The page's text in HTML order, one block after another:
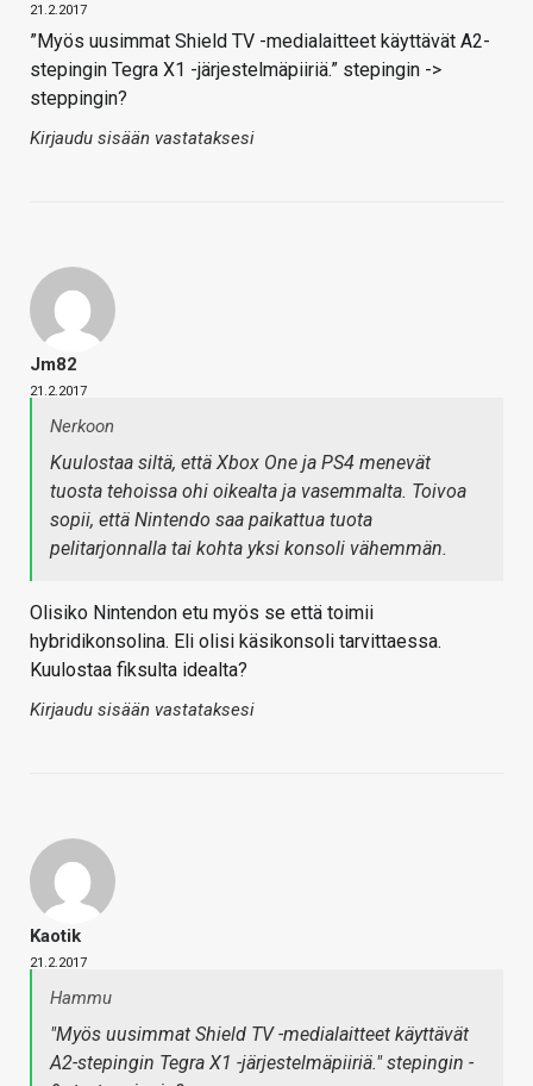
21.2.2017
”Myös uusimmat Shield TV -medialaitteet käyttävät A2-
stepingin Tegra X1 -järjestelmäpiiriä.” stepingin ->
steppingin?
Kirjaudu sisään vastataksesi
Jm82
21.2.2017
Nerkoon
Kuulostaa siltä, että Xbox One ja PS4 menevät
tuosta tehoissa ohi oikealta ja vasemmalta. Toivoa
sopii, että Nintendo saa paikattua tuota
pelitarjonnalla tai kohta yksi konsoli vähemmän.
Olisiko Nintendon etu myös se että toimii
hybridikonsolina. Eli olisi käsikonsoli tarvittaessa.
Kuulostaa fiksulta idealta?
Kirjaudu sisään vastataksesi
Kaotik
21.2.2017
Hammu
"Myös uusimmat Shield TV -medialaitteet käyttävät
A2-stepingin Tegra X1 -järjestelmäpiiriä." stepingin -